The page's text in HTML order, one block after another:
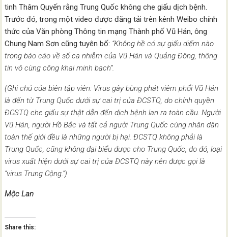
tinh Thâm Quyến rằng Trung Quốc không che giấu dịch bệnh.
Trước đó, trong một video được đăng tải trên kênh Weibo chính
thức của Văn phòng Thông tin mạng Thành phố Vũ Hán, ông
Chung Nam Sơn cũng tuyên bố: “Không hề có sự giấu diếm nào
trong báo cáo về số ca nhiễm của Vũ Hán và Quảng Đông, thông
tin vô cùng công khai minh bạch”.
(Ghi chú của biên tập viên: Virus gây bùng phát viêm phổi Vũ Hán
là đến từ Trung Quốc dưới sự cai trị của ĐCSTQ, do chính quyền
ĐCSTQ che giấu sự thật dẫn đến dịch bệnh lan ra toàn cầu. Người
Vũ Hán, người Hồ Bắc và tất cả người Trung Quốc cùng nhân dân
toàn thế giới đều là những người bị hại. ĐCSTQ không phải là
Trung Quốc, cũng không đại biểu được cho Trung Quốc, do đó, loại
virus xuất hiện dưới sự cai trị của ĐCSTQ này nên được gọi là
“virus Trung Cộng.”)
Mộc Lan
Share this: